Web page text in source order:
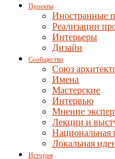
Проекты
Иностранные
Реализации
Интерьеры
Дизайн
Сообщество
Союз
Имена
Мастерские
Интервью
Мнение
Лекции и
Национальная
Локальная
История